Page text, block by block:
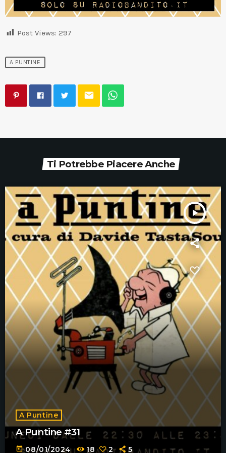
Post Views: 297
A PUNTINE
email
Ti Potrebbe Piacere Anche
play_arrow
A Puntine
A Puntine #31
today 08/01/2024 18 2 5